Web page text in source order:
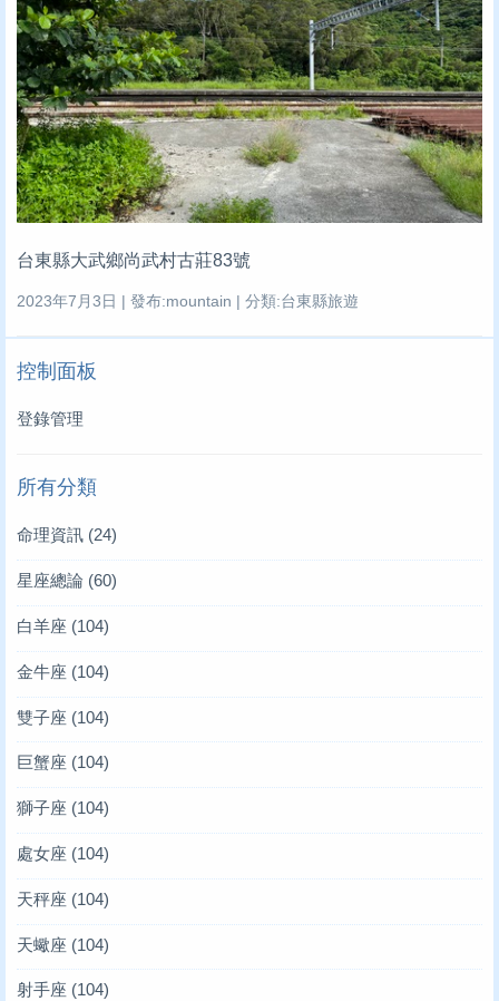
台東縣大武鄉尚武村古莊83號
2023年7月3日 | 發布:mountain | 分類:台東縣旅遊
控制面板
登錄管理
所有分類
命理資訊 (24)
星座總論 (60)
白羊座 (104)
金牛座 (104)
雙子座 (104)
巨蟹座 (104)
獅子座 (104)
處女座 (104)
天秤座 (104)
天蠍座 (104)
射手座 (104)